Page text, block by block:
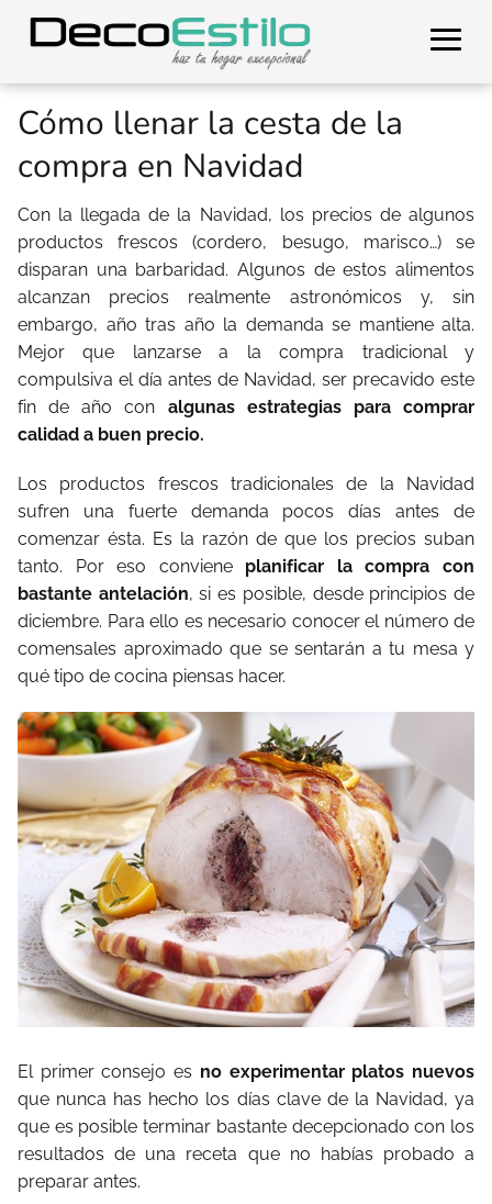
Cómo llenar la cesta de la
compra en Navidad
Con la llegada de la Navidad, los precios de algunos
productos frescos (cordero, besugo, marisco…) se
disparan una barbaridad. Algunos de estos alimentos
alcanzan precios realmente astronómicos y, sin
embargo, año tras año la demanda se mantiene alta.
Mejor que lanzarse a la compra tradicional y
compulsiva el día antes de Navidad, ser precavido este
fin de año con algunas estrategias para comprar
calidad a buen precio.
Los productos frescos tradicionales de la Navidad
sufren una fuerte demanda pocos días antes de
comenzar ésta. Es la razón de que los precios suban
tanto. Por eso conviene planificar la compra con
bastante antelación, si es posible, desde principios de
diciembre. Para ello es necesario conocer el número de
comensales aproximado que se sentarán a tu mesa y
qué tipo de cocina piensas hacer.
El primer consejo es no experimentar platos nuevos
que nunca has hecho los días clave de la Navidad, ya
que es posible terminar bastante decepcionado con los
resultados de una receta que no habías probado a
preparar antes.